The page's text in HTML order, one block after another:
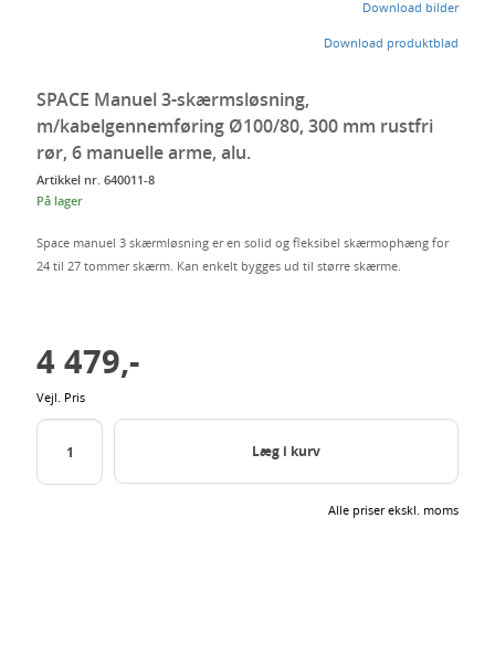
Download bilder
Download produktblad
SPACE Manuel 3-skærmsløsning,
m/kabelgennemføring Ø100/80, 300 mm rustfri
rør, 6 manuelle arme, alu.
Artikkel nr. 640011-8
På lager
Space manuel 3 skærmløsning er en solid og fleksibel skærmophæng for
24 til 27 tommer skærm. Kan enkelt bygges ud til større skærme.
4 479,-
Vejl. Pris
Læg i kurv
Alle priser ekskl. moms